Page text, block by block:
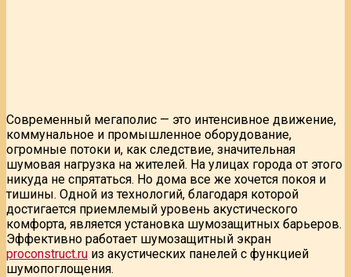
Современный мегаполис — это интенсивное движение,
коммунальное и промышленное оборудование,
огромные потоки и, как следствие, значительная
шумовая нагрузка на жителей. На улицах города от этого
никуда не спрятаться. Но дома все же хочется покоя и
тишины. Одной из технологий, благодаря которой
достигается приемлемый уровень акустического
комфорта, является установка шумозащитных барьеров.
Эффективно работает шумозащитный экран
proconstruct.ru из акустических панелей с функцией
шумопоглощения.